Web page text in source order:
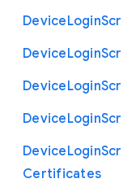
DeviceLogin
DeviceLogin
DeviceLogin
DeviceLogin
DeviceLogin
Certificates